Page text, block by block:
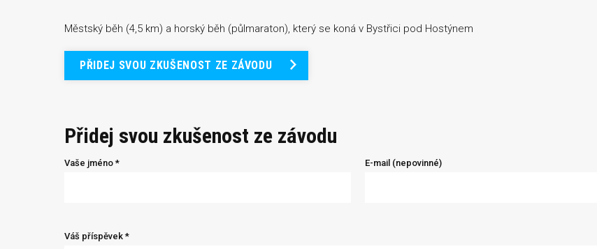
Městský běh (4,5 km) a horský běh (půlmaraton), který se koná v Bystřici pod Hostýnem
PŘIDEJ SVOU ZKUŠENOST ZE ZÁVODU
Přidej svou zkušenost ze závodu
Vaše jméno * E-mail (nepovinné)
Váš příspěvek *